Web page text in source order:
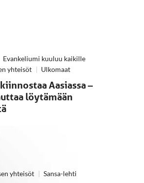
Evankeliumi kuuluu kaikille
yhteisöt
Ulkomaat
Aasiassa –
löytämään
yhteisöt Sansa-lehti